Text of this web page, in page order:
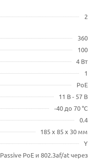
2
360
100
4 Вт
1
PoE
11 В - 57 В
-40 до 70 °C
0.4
185 х 85 х 30 мм
Y
Passive PoE и 802.3af/at через